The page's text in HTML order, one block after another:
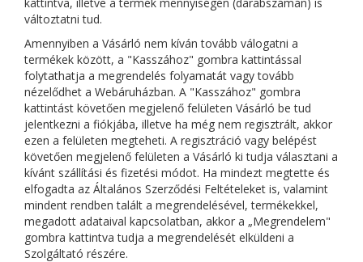
változtatni tud.
Amennyiben a Vásárló nem kíván tovább válogatni a
termékek között, a "Kasszához" gombra kattintással
folytathatja a megrendelés folyamatát vagy tovább
nézelődhet a Webáruházban. A "Kasszához" gombra
kattintást követően megjelenő felületen Vásárló be tud
jelentkezni a fiókjába, illetve ha még nem regisztrált, akkor
ezen a felületen megteheti. A regisztráció vagy belépést
követően megjelenő felületen a Vásárló ki tudja választani a
kívánt szállítási és fizetési módot. Ha mindezt megtette és
elfogadta az Általános Szerződési Feltételeket is, valamint
mindent rendben talált a megrendelésével, termékekkel,
megadott adataival kapcsolatban, akkor a „Megrendelem"
gombra kattintva tudja a megrendelését elküldeni a
Szolgáltató részére.